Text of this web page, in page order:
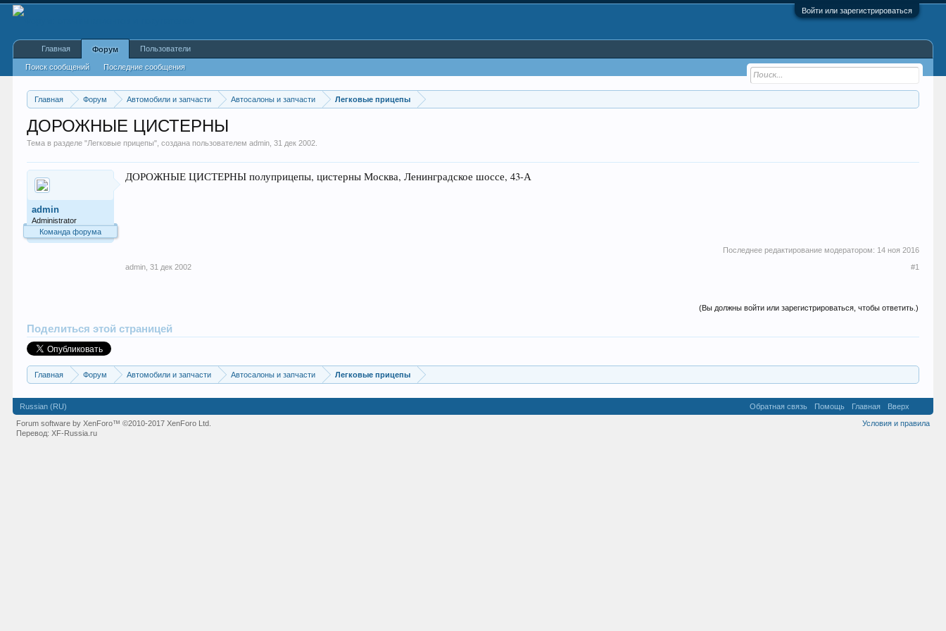
Войти или зарегистрироваться
Главная Форум Автомобили и запчасти Автосалоны и запчасти Легковые прицепы
ДОРОЖНЫЕ ЦИСТЕРНЫ
Тема в разделе "Легковые прицепы", создана пользователемadmin ,31 дек 2002
admin
Administrator
Команда форума
ДОРОЖНЫЕ ЦИСТЕРНЫ полуприцепы, цистерны Москва, Ленинградское шоссе, 43-А
Последнее редактирование модератором: 14 ноя 2016
admin 31 дек 2002 #1
(Вы должны войти или зарегистрироваться, чтобы ответить.)
Поделиться этой страницей
Главная Форум Автомобили и запчасти Автосалоны и запчасти Легковые прицепы
Главная Форум
Поиск сообщений Последние сообщения
Пользователи
Russian (RU) Обратная связь Помощь Главная
Вверх
Условия и правила
Forum software by XenForo™©2010-2017 XenForo Ltd.
Перевод:XF-Russia.ru